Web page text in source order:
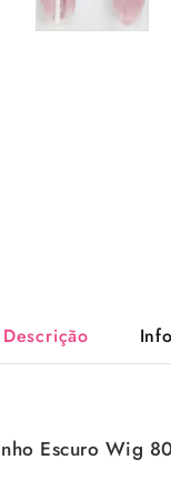
Descrição
Escuro Wig